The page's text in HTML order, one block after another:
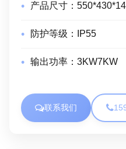
产品尺寸：
防护等级： IP55
输出功率： 3KW7KW
联系我们